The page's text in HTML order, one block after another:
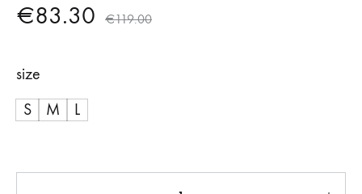
€83.30 €119.00
size
S
M L